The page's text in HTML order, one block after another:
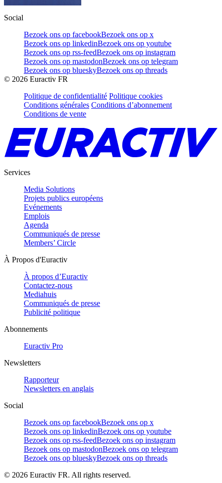
Social
Bezoek ons op facebookBezoek ons op x
Bezoek ons op linkedinBezoek ons op youtube
Bezoek ons op rss-feedBezoek ons op instagram
Bezoek ons op mastodonBezoek ons op telegram
Bezoek ons op blueskyBezoek ons op threads
© 2026 Euractiv FR
Politique de confidentialité Politique cookies
Conditions générales Conditions d’abonnement
Conditions de vente
Services
Media Solutions
Projets publics européens
Evénements
Emplois
Agenda
Communiqués de presse
Members’ Circle
À Propos d'Euractiv
À propos d’Euractiv
Contactez-nous
Mediahuis
Communiqués de presse
Publicité politique
Abonnements
Euractiv Pro
Newsletters
Rapporteur
Newsletters en anglais
Social
Bezoek ons op facebookBezoek ons op x
Bezoek ons op linkedinBezoek ons op youtube
Bezoek ons op rss-feedBezoek ons op instagram
Bezoek ons op mastodonBezoek ons op telegram
Bezoek ons op blueskyBezoek ons op threads
© 2026 Euractiv FR. All rights reserved.